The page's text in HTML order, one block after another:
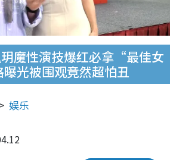
魔性演技爆红必拿“最佳女
光被围观竟然超怕丑
娱乐